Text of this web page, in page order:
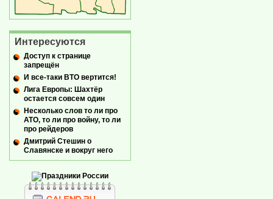
Интересуются
Доступ к странице
запрещён
И все-таки ВТО вертится!
Лига Европы: Шахтёр
остается совсем один
Несколько слов то ли про
АТО, то ли про войну, то ли
про рейдеров
Дмитрий Стешин о
Славянске и вокруг него